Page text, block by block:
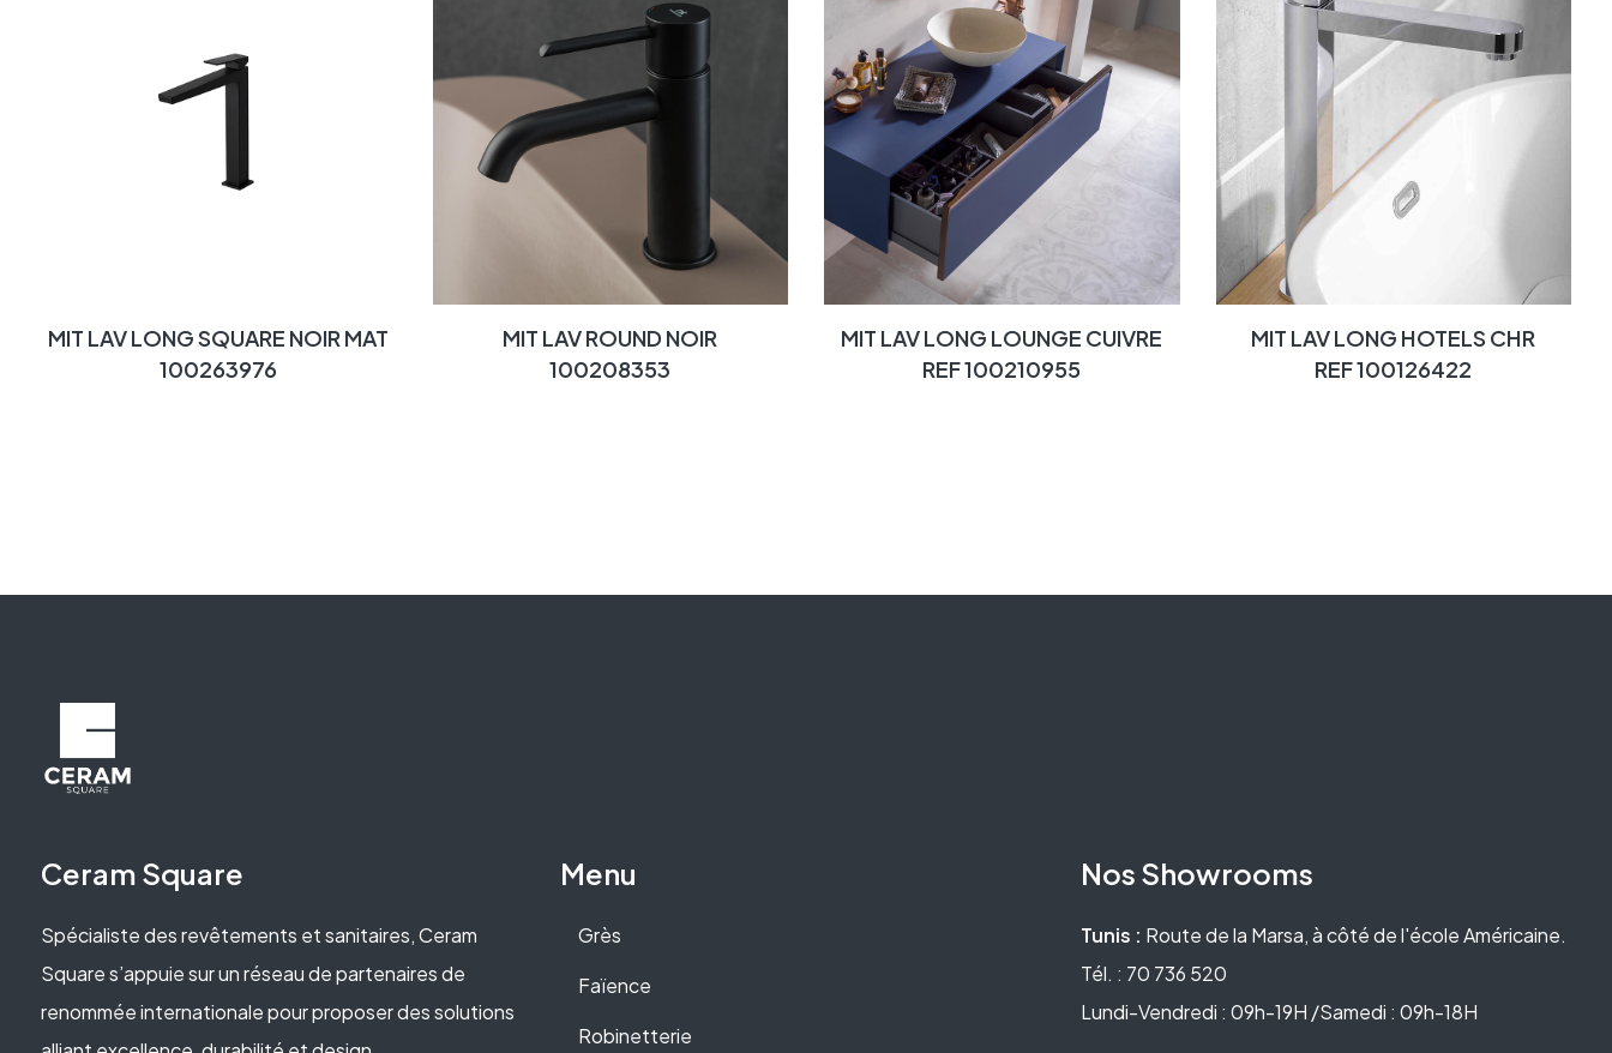
MIT LAV LONG SQUARE NOIR MAT
100263976
MIT LAV ROUND NOIR
100208353
MIT LAV LONG LOUNGE CUIVRE
REF 100210955
MIT LAV LONG HOTELS CHR
REF 100126422
Ceram Square
Spécialiste des revêtements et sanitaires, Ceram
Square s’appuie sur un réseau de partenaires de
renommée internationale pour proposer des solutions
Menu
Grès
Faïence
Robinetterie
Nos Showrooms
Tunis : Route de la Marsa, à côté de l'école Américaine.
Tél. : 70 736 520
Lundi-Vendredi : 09h-19H /Samedi : 09h-18H